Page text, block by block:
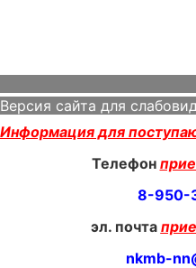
Версия сайта для
Информация для
Телефон
8-950-
эл. почта
nkmb-